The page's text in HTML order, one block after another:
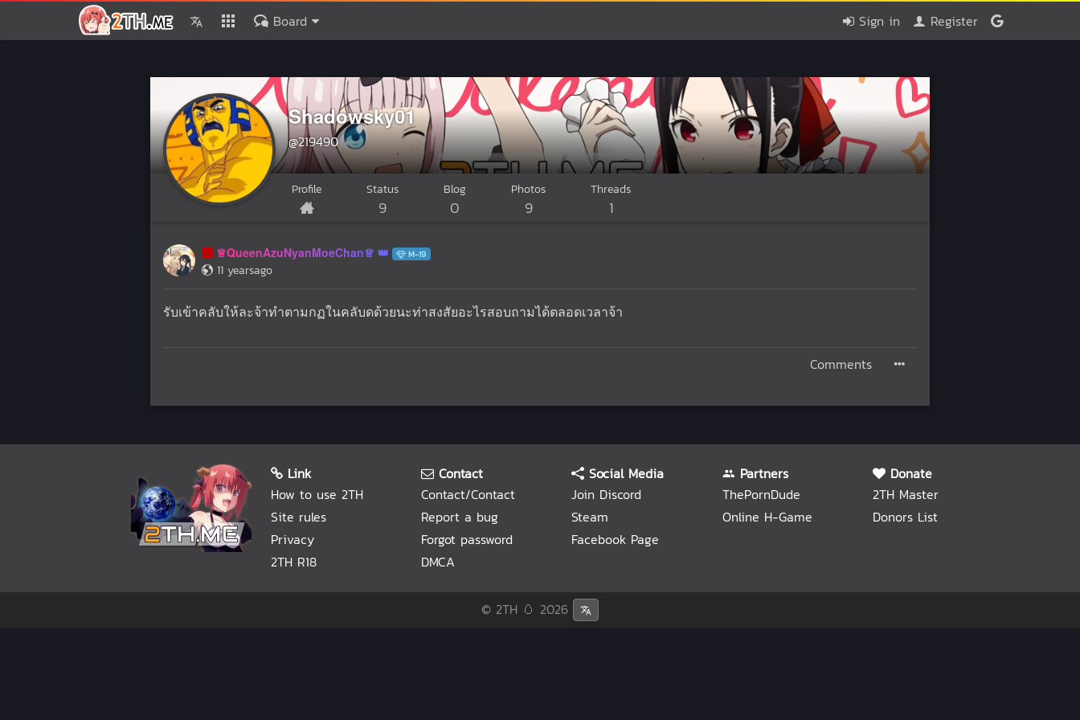
Sign in Register
Board
Shadowsky01
@219490
Profile Status
9
Blog
0
Photos
9
Threads
1
🅰️ ♕QueenAzuNyanMoeChan♕ M-19
11 yearsago
รับเข้าคลับให้ละจ้าทำตามกฏในคลับดด้วยนะท่าสงสัยอะไรสอบถามได้ตลอดเวลาจ้า
Comments
Link
How to use 2TH
Site rules
Privacy
2TH R18
Contact
Contact/Contact
Report a bug
Forgot password
DMCA
Social Media
Join Discord
Steam
Facebook Page
Partners
ThePornDude
Online H-Game
Donate
2TH Master
Donors List
© 2TH 🥚 2026